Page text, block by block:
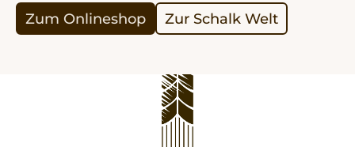
Zum Onlineshop Zur Schalk Welt